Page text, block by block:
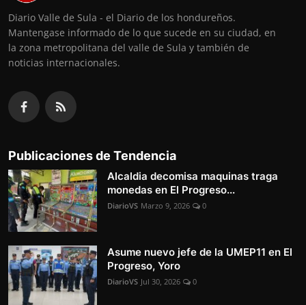
Diario Valle de Sula - el Diario de los hondureños.
Mantengase informado de lo que sucede en su ciudad, en
la zona metropolitana del valle de Sula y también de
noticias internacionales.
Publicaciones de Tendencia
Alcaldia decomisa maquinas traga
monedas en El Progreso...
DiarioVS Marzo 9, 2026 0
Asume nuevo jefe de la UMEP11 en El
Progreso, Yoro
DiarioVS Jul 30, 2026 0